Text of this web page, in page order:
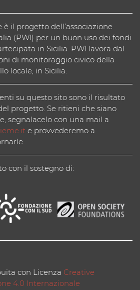
il progetto dell’associazione
(PWI) per un buon uso dei fondi
in Sicilia. PWI lavora dal
di monitoraggio civico della
locale, in Sicilia.
su questo sito sono il risultato
progetto. Se ritieni che siano
segnalacelo con una mail a
e provvederemo a
con il sostegno di:
con Licenza Creative
4.0 Internazionale